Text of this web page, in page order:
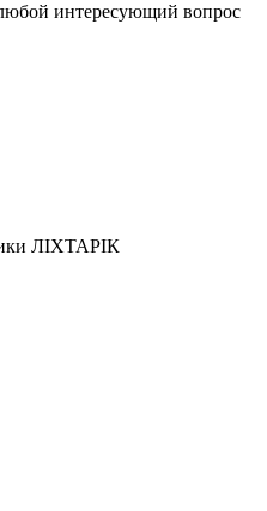
интересующий вопрос
ЛІХТАРІК